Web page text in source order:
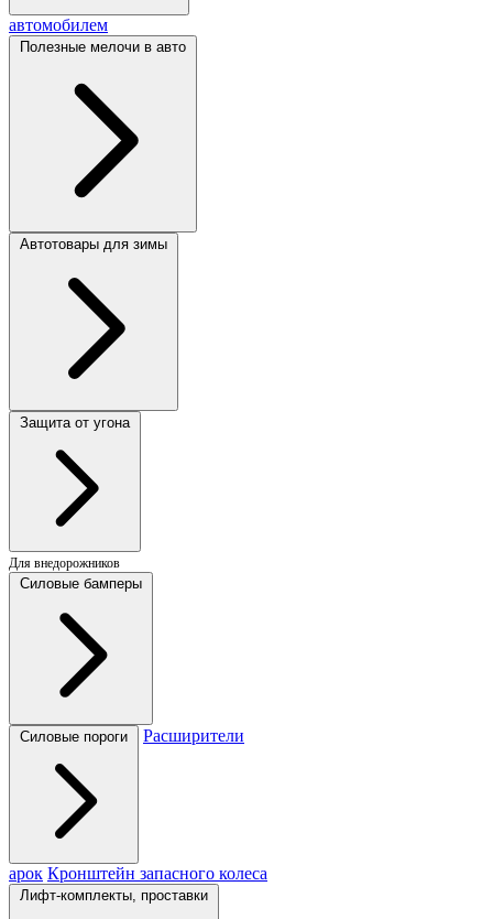
автомобилем
Полезные мелочи в авто
Автотовары для зимы
Защита от угона
Для внедорожников
Силовые бамперы
Силовые пороги Расширители
арок Кронштейн запасного колеса
Лифт-комплекты, проставки